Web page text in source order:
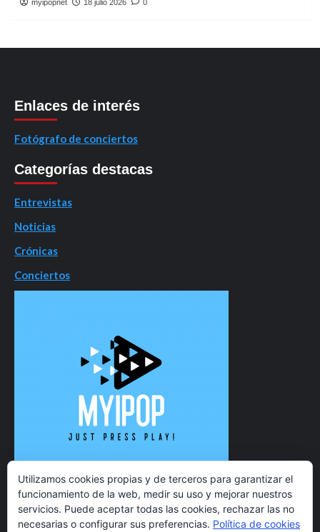
myipopnet 18 julio 2026 0
Enlaces de interés
Fotógrafo de conciertos
Categorías destacas
Entrevistas
Noticias
Crónicas
Conciertos
Utilizamos cookies propias y de terceros para garantizar el
funcionamiento de la web, medir su uso y mejorar nuestros
servicios. Puede aceptar todas las cookies, rechazar las no
necesarias o configurar sus preferencias. Política de cookies